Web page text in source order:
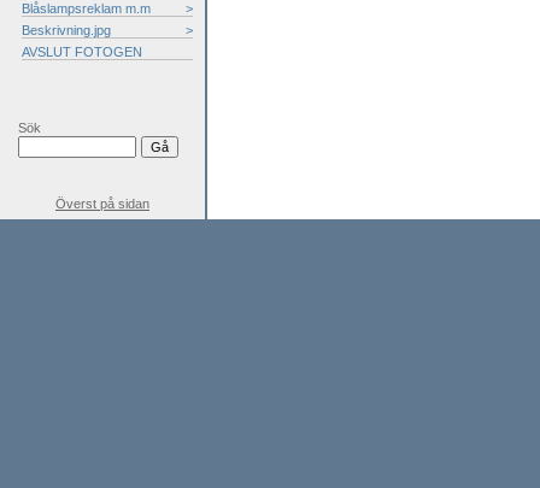
Blåslampsreklam m.m
>
Beskrivning.jpg
>
AVSLUT FOTOGEN
Sök
Överst på sidan